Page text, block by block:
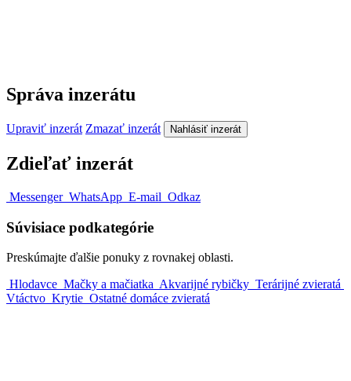
Správa inzerátu
Upraviť inzerát Zmazať inzerát Nahlásiť inzerát
Zdieľať inzerát
Messenger WhatsApp E-mail Odkaz
Súvisiace podkategórie
Preskúmajte ďalšie ponuky z rovnakej oblasti.
Hlodavce Mačky a mačiatka Akvarijné rybičky Terárijné zvieratá
Vtáctvo Krytie Ostatné domáce zvieratá